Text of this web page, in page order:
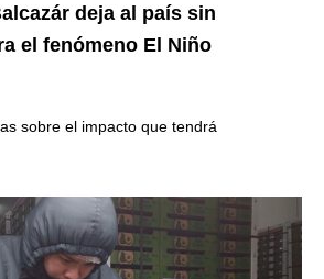
deja al país sin
el fenómeno El Niño
sobre el impacto que tendrá